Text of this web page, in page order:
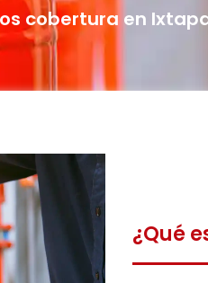
cobertura en
¿Qué